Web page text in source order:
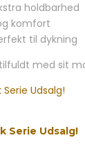
holdbarhed
komfort
til dykning
med sit
Serie Udsalg!